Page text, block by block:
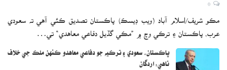
مڪو شريف/اسلام آباد (ويب ڊيسڪ) پاڪستان تصديق ڪئي آهي ته سعودي
عرب، پاڪستان ۽ ترڪي وچ ۾ ”مڪي گڏيل دفاعي معاهدي“ تي…
پاڪستان، سعودي ۽ ترڪيه جو دفاعي معاهدو ڪنهن ملڪ جي خلاف
ناهي: اردگان